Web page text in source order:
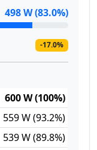
498 W (83.0%)
-17.0%
600 W (100%)
559 W (93.2%)
539 W (89.8%)